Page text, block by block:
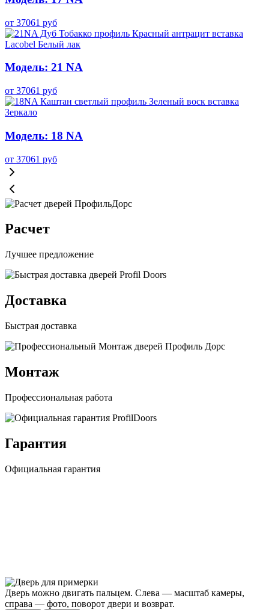
от 37061 руб
Модель: 21 NA
от 37061 руб
Модель: 18 NA
от 37061 руб
Расчет
Лучшее предложение
Доставка
Быстрая доставка
Монтаж
Профессиональная работа
Гарантия
Официальная гарантия
Дверь можно двигать пальцем. Слева — масштаб камеры,
справа — фото, поворот двери и возврат.